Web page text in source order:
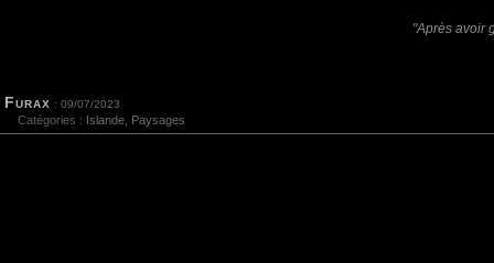
"Après avoir
Furax : 09/07/2023
Catégories : Islande Paysages